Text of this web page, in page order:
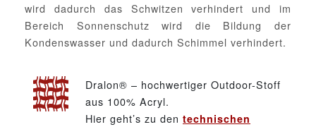
wird dadurch das Schwitzen verhindert und im
Bereich Sonnenschutz wird die Bildung der
Kondenswasser und dadurch Schimmel verhindert.
Dralon® – hochwertiger Outdoor-Stoff
aus 100% Acryl.
Hier geht’s zu den technischen